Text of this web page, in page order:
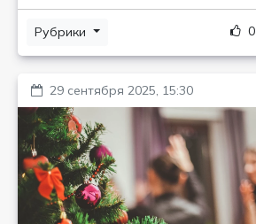
Рубрики 0
29 сентября 2025, 15:30